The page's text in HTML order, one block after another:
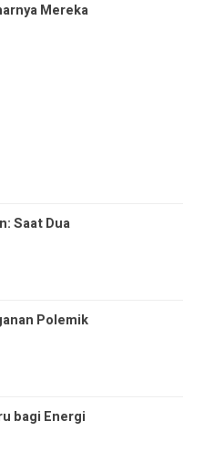
Mereka
Saat Dua
Polemik
bagi Energi